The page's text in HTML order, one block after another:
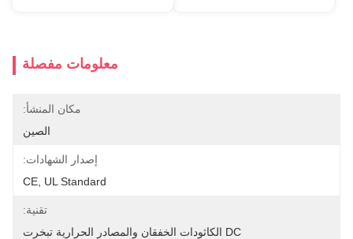
معلومات مفصلة
مكان المنشأ:
الصين
إصدار الشهادات:
CE, UL Standard
تقنية:
DC الكاثودات الخفقان والمصادر الحرارية تبخرت